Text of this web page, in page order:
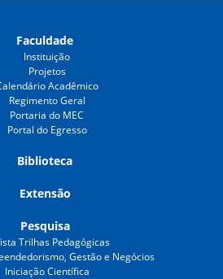
Faculdade
Instituição
Projetos
Acadêmico
Regimento Geral
Portaria do MEC
Portal do Egresso
Biblioteca
Extensão
Pesquisa
Trilhas Pedagógicas
Gestão e Negócios
Iniciação Científica